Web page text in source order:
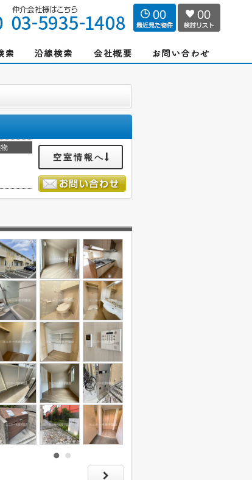
00 00
空室情報へ